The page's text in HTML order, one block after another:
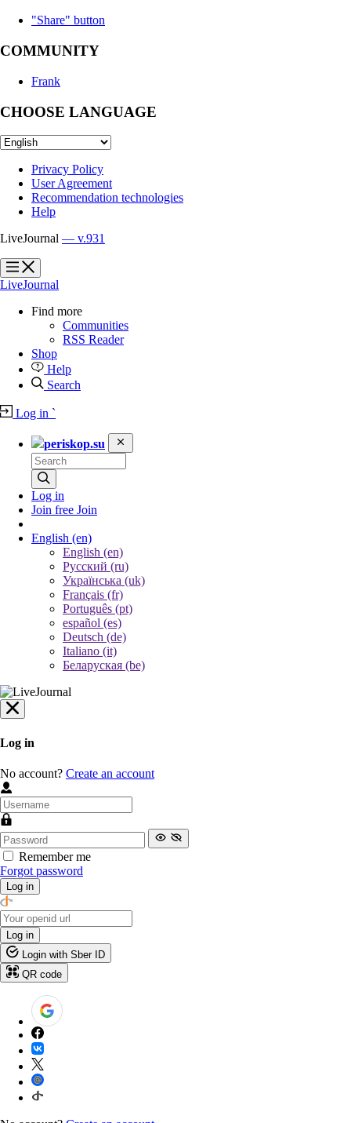
"Share" button
COMMUNITY
Frank
CHOOSE LANGUAGE
Privacy Policy
User Agreement
Recommendation technologies
Help
LiveJournal — v.931
?
?
LiveJournal
Find more
Communities
RSS Reader
Shop
Help
Search
Log in `
periskop.su
Log in
Join free Join
English (en)
English (en)
Русский (ru)
Українська (uk)
Français (fr)
Português (pt)
español (es)
Deutsch (de)
Italiano (it)
Беларуская (be)
Log in
No account? Create an account
Remember me
Forgot password
Log in
Log in
Login with Sber ID
QR code